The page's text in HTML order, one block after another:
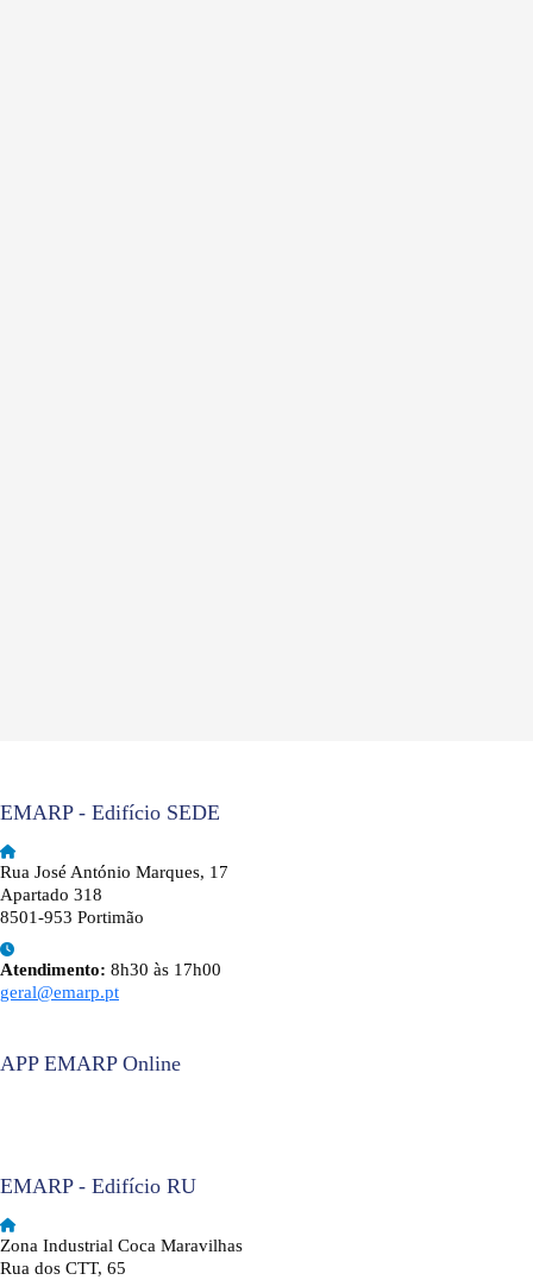
EMARP - Edifício SEDE
Rua José António Marques, 17
Apartado 318
8501-953 Portimão
Atendimento: 8h30 às 17h00
geral@emarp.pt
APP EMARP Online
EMARP - Edifício RU
Zona Industrial Coca Maravilhas
Rua dos CTT, 65